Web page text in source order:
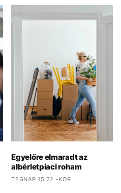
Egyelőre elmaradt az
albérletpiaci roham
TEGNAP 15:22 -KOR